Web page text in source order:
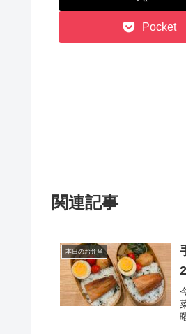
Pocket
関連記事
本日のお弁当